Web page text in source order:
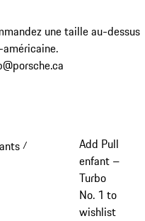
une taille au-dessus
/
Add Pull
enfant –
Turbo
No. 1 to
wishlist